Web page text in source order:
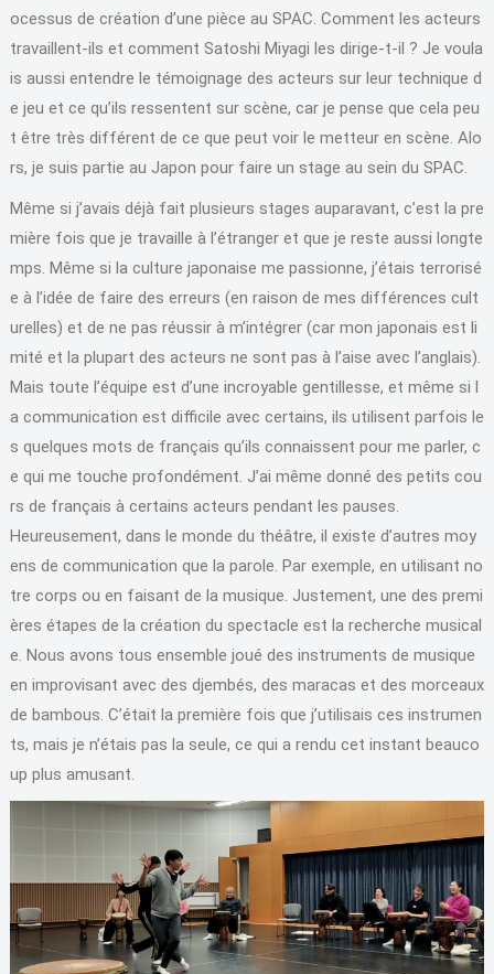
ocessus de création d’une pièce au SPAC. Comment les acteurs
travaillent-ils et comment Satoshi Miyagi les dirige-t-il ? Je voula
is aussi entendre le témoignage des acteurs sur leur technique d
e jeu et ce qu’ils ressentent sur scène, car je pense que cela peu
t être très différent de ce que peut voir le metteur en scène. Alo
rs, je suis partie au Japon pour faire un stage au sein du SPAC.
Même si j’avais déjà fait plusieurs stages auparavant, c’est la pre
mière fois que je travaille à l’étranger et que je reste aussi longte
mps. Même si la culture japonaise me passionne, j’étais terrorisé
e à l’idée de faire des erreurs (en raison de mes différences cult
urelles) et de ne pas réussir à m’intégrer (car mon japonais est li
mité et la plupart des acteurs ne sont pas à l’aise avec l’anglais).
Mais toute l’équipe est d’une incroyable gentillesse, et même si l
a communication est difficile avec certains, ils utilisent parfois le
s quelques mots de français qu’ils connaissent pour me parler, c
e qui me touche profondément. J’ai même donné des petits cou
rs de français à certains acteurs pendant les pauses.
Heureusement, dans le monde du théâtre, il existe d’autres moy
ens de communication que la parole. Par exemple, en utilisant no
tre corps ou en faisant de la musique. Justement, une des premi
ères étapes de la création du spectacle est la recherche musical
e. Nous avons tous ensemble joué des instruments de musique
en improvisant avec des djembés, des maracas et des morceaux
de bambous. C’était la première fois que j’utilisais ces instrumen
ts, mais je n’étais pas la seule, ce qui a rendu cet instant beauco
up plus amusant.